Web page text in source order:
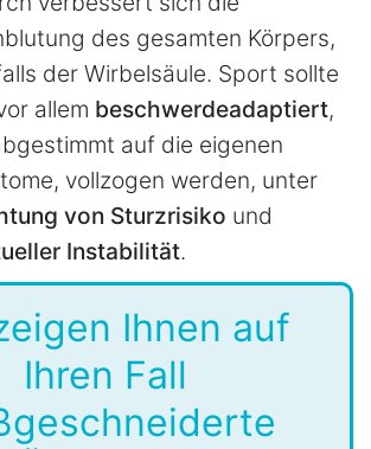
des gesamten Körpers,
der Wirbelsäule. Sport sollte
allem beschwerdeadaptiert,
auf die eigenen
vollzogen werden, unter
von Sturzrisiko und
Instabilität.
Ihnen auf
Ihren Fall